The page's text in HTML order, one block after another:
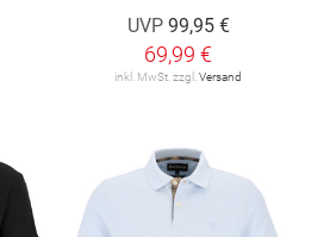
UVP 99,95 €
69,99 €
inkl. MwSt. zzgl. Versand